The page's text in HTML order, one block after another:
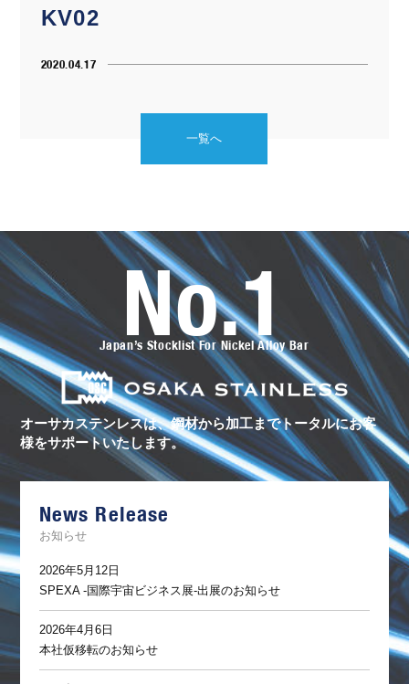
KV02
2020.04.17
一覧へ
オ
カ
ス
テ
ン
レ
ス
の
ト
ー
タ
ポ
No.1
Japan’s Stocklist For Nickel Alloy Bar
オーサカステンレスは、鋼材から加工までトータルにお客
様をサポートいたします。
News Release
お知らせ
2026年5月12日
SPEXA -国際宇宙ビジネス展-出展のお知らせ
2026年4月6日
本社仮移転のお知らせ